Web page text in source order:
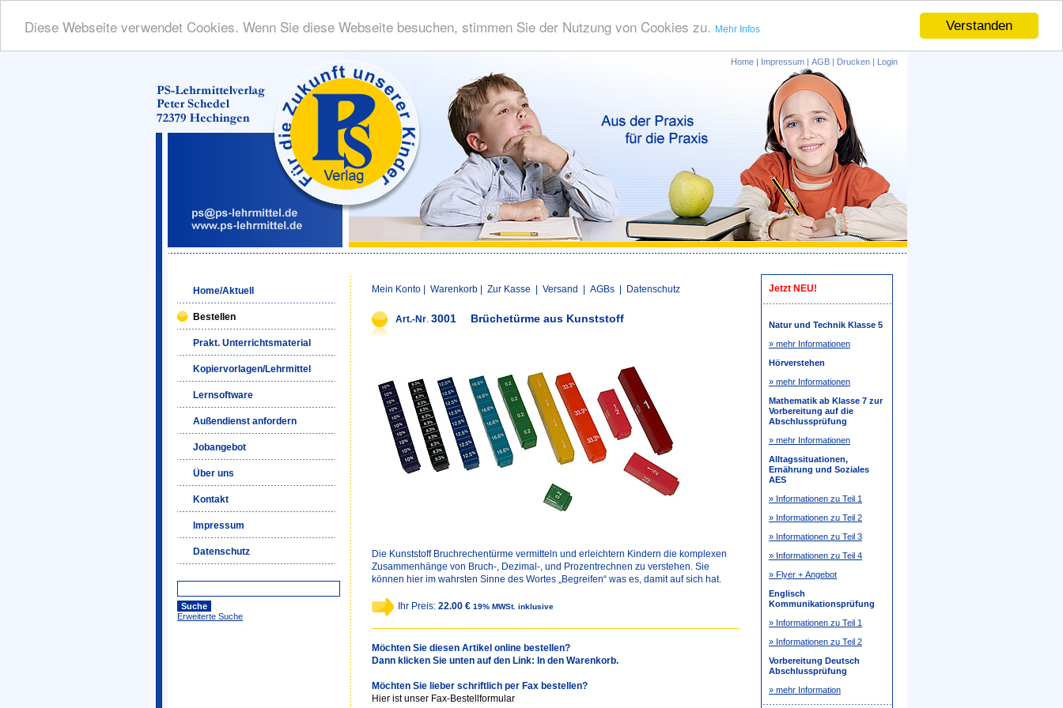
Verstanden
Diese Webseite verwendet Cookies. Wenn Sie diese Webseite besuchen, stimmen Sie der Nutzung von Cookies zu. Mehr Infos
Home | Impressum | AGB | Drucken | Login
Home/Aktuell
Bestellen
Prakt. Unterrichtsmaterial
Kopiervorlagen/Lehrmittel
Lernsoftware
Außendienst anfordern
Jobangebot
Über uns
Kontakt
Impressum
Datenschutz
Erweiterte Suche
Mein Konto Warenkorb Zur Kasse Versand AGBs Datenschutz
Art.-Nr. 3001 Brüchetürme aus Kunststoff
Die Kunststoff Bruchrechentürme vermitteln und erleichtern Kindern die komplexen
Zusammenhänge von Bruch-, Dezimal-, und Prozentrechnen zu verstehen. Sie
können hier im wahrsten Sinne des Wortes „Begreifen“ was es, damit auf sich hat.
Ihr Preis: 22.00 € 19% MWSt. inklusive
Möchten Sie diesen Artikel online bestellen?
Dann klicken Sie unten auf den Link: In den Warenkorb.
Möchten Sie lieber schriftlich per Fax bestellen?
Hier ist unser Fax-Bestellformular
Jetzt NEU!
Natur und Technik Klasse 5
» mehr Informationen
Hörverstehen
» mehr Informationen
Mathematik ab Klasse 7 zur
Vorbereitung auf die
Abschlussprüfung
» mehr Informationen
Alltagssituationen,
Ernährung und Soziales
AES
» Informationen zu Teil 1
» Informationen zu Teil 2
» Informationen zu Teil 3
» Informationen zu Teil 4
» Flyer + Angebot
Englisch
Kommunikationsprüfung
» Informationen zu Teil 1
» Informationen zu Teil 2
Vorbereitung Deutsch
Abschlussprüfung
» mehr Information